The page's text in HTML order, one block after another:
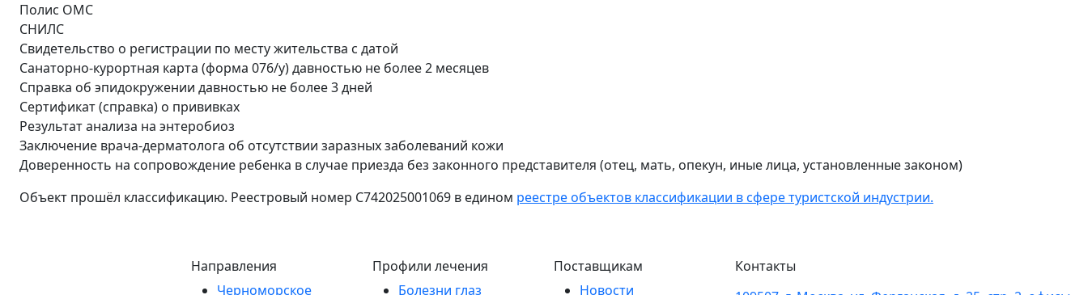
Полис ОМС
СНИЛС
Свидетельство о регистрации по месту жительства с датой
Санаторно-курортная карта (форма 076/у) давностью не более 2 месяцев
Справка об эпидокружении давностью не более 3 дней
Сертификат (справка) о прививках
Результат анализа на энтеробиоз
Заключение врача-дерматолога об отсутствии заразных заболеваний кожи
Доверенность на сопровождение ребенка в случае приезда без законного представителя (отец, мать, опекун, иные лица, установленные законом)
Объект прошёл классификацию. Реестровый номер С742025001069 в едином реестре объектов классификации в сфере туристской индустрии.
Направления
Черноморское
Профили лечения
Болезни глаз
Поставщикам
Новости
Контакты